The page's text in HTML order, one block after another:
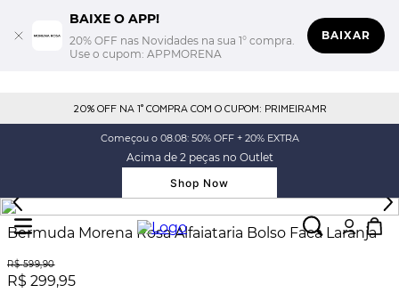
BAIXE O APP!
20% OFF nas Novidades na sua 1° compra.
Use o cupom: APPMORENA
BAIXAR
20% OFF NA 1° COMPRA COM O CUPOM: PRIMEIRAMR
Começou o 08.08: 50% OFF + 20% EXTRA
Acima de 2 peças no Outlet
Shop Now
Bermuda Morena Rosa Alfaiataria Bolso Faca Laranja
R$ 599,90
R$ 299,95